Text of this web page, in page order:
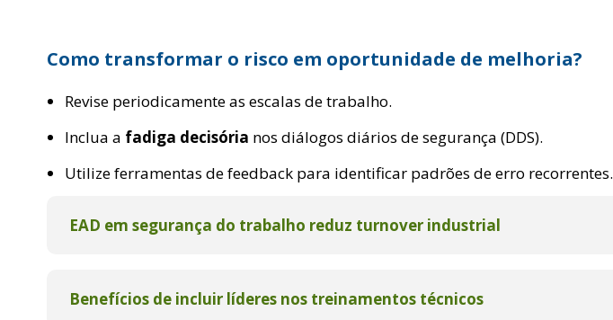
Como transformar o risco em oportunidade de melhoria?
Revise periodicamente as escalas de trabalho.
Inclua a fadiga decisória nos diálogos diários de segurança (DDS).
Utilize ferramentas de feedback para identificar padrões de erro recorrentes.
EAD em segurança do trabalho reduz turnover industrial
Benefícios de incluir líderes nos treinamentos técnicos